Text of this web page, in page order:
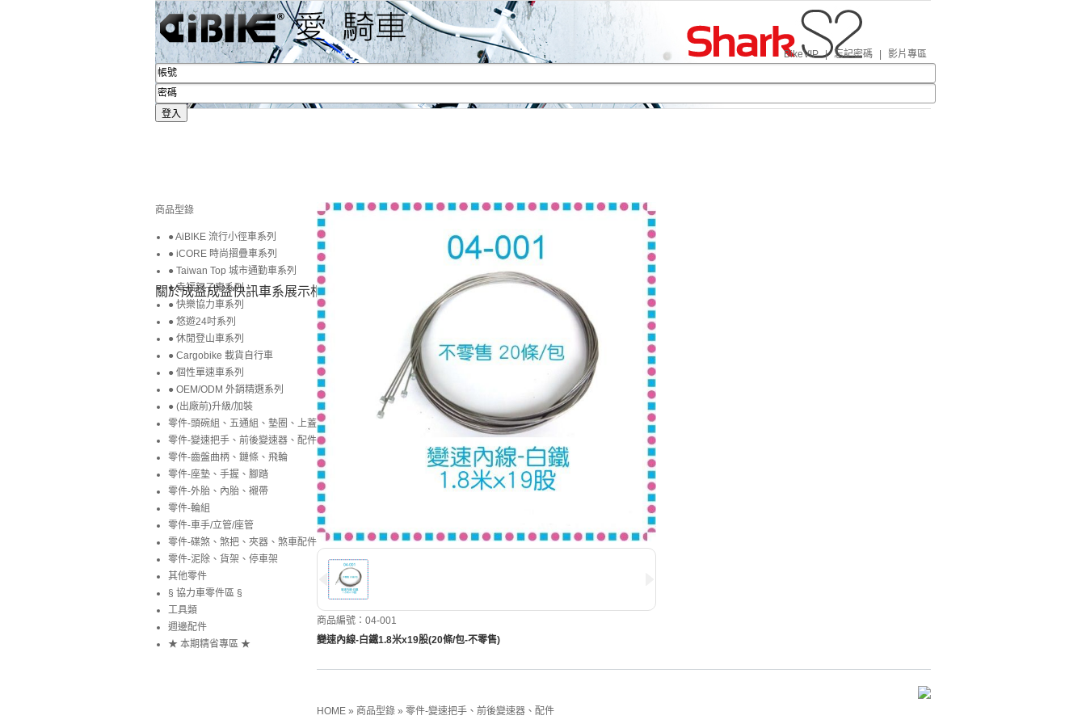
BikeVIP | 忘記密碼 影片專區
關於成益成益快訊車系展示相簿賞圖 賞車購車
商品編號：04-001
變速內線-白鐵1.8米x19股(20條/包-不零售)
HOME » 商品型錄 » 零件-變速把手、前後變速器、配件
商品型錄
● AiBIKE 流行小徑車系列
● iCORE 時尚摺疊車系列
● Taiwan Top 城市通勤車系列
● 幸福親子車系列
● 快樂協力車系列
● 悠遊24吋系列
● 休閒登山車系列
● Cargobike 載貨自行車
● 個性單速車系列
● OEM/ODM 外銷精選系列
● (出廠前)升級/加裝
零件-頭碗組、五通組、墊圈、上蓋
零件-變速把手、前後變速器、配件
零件-齒盤曲柄、鏈條、飛輪
零件-座墊、手握、腳踏
零件-外胎、內胎、襯帶
零件-輪組
零件-車手/立管/座管
零件-碟煞、煞把、夾器、煞車配件
零件-泥除、貨架、停車架
其他零件
§ 協力車零件區 §
工具類
週邊配件
★ 本期精省專區 ★